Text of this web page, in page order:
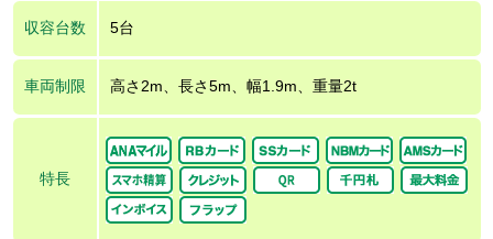
収容台数 5台
車両制限 高さ2m、長さ5m、幅1.9m、重量2t
特長